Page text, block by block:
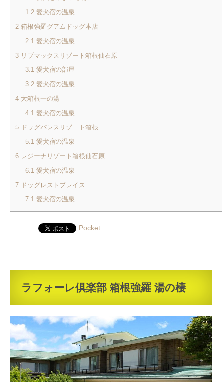
1.2愛犬宿の温泉
2 箱根強羅グアムドッグ本店
2.1 愛犬宿の温泉
3 リブマックスリゾート箱根仙石原
3.1 愛犬宿の部屋
3.2愛犬宿の温泉
4 大箱根一の湯
4.1 愛犬宿の温泉
5 ドッグパレスリゾート箱根
5.1 愛犬宿の温泉
6 レジーナリゾート箱根仙石原
6.1 愛犬宿の温泉
7 ドッグレストプレイス
7.1 愛犬宿の温泉
Pocket
ラフォーレ倶楽部 箱根強羅 湯の棲